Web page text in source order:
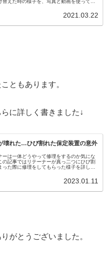
替えた時の様子を、写真と動画を使ってく
2021.03.22
ともあります。
に詳しく書きました↓
壊れた…ひび割れた保定装置の意外
ーは一体どうやって修理をするのか気にな
の記事ではリテーナーが真っ二つにひび割
った際に修理をしてもらった様子を詳しく
2023.01.11
がとうございました。